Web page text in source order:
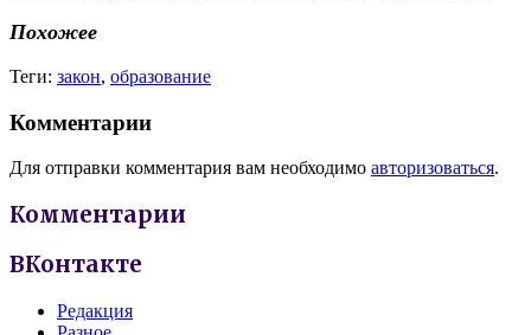
Похожее
Теги: закон, образование
Комментарии
Для отправки комментария вам необходимо авторизоваться.
Комментарии
ВКонтакте
Редакция